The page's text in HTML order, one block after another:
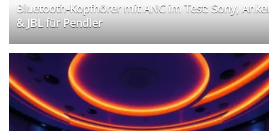
Bluetooth-Kopfhörer mit ANC im Test: Sony,
& JBL für Pendler